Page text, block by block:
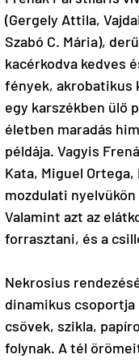
(Gergely Attila,
Szabó C. Mária),
kacérkodva kedves
fények, akrobatikus
egy karszékben ülő
életben maradás
példája. Vagyis
Kata, Miguel
mozdulati
Valamint azt az
forrasztani, és a
Nekrosius
dinamikus
csövek, szikla,
folynak. A tél